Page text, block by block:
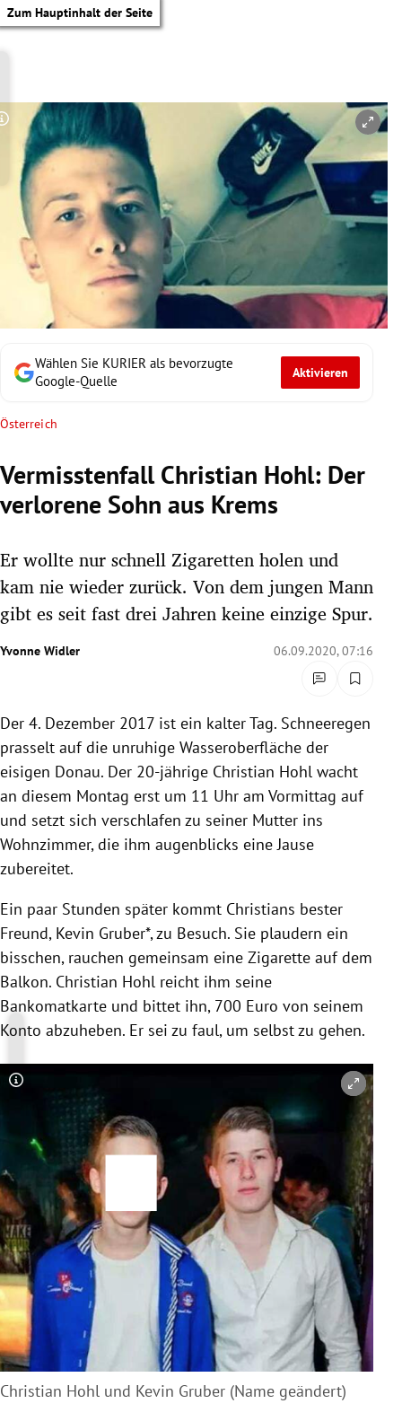
Zum Hauptinhalt der Seite
Untermenü
Untermenü
Untermenü
Untermenü
Untermenü
Untermenü
Untermenü
Untermenü
Wählen Sie KURIER als bevorzugte
Google-Quelle
Aktivieren
Österreich
Vermisstenfall Christian Hohl: Der
verlorene Sohn aus Krems
Er wollte nur schnell Zigaretten holen und
kam nie wieder zurück. Von dem jungen Mann
gibt es seit fast drei Jahren keine einzige Spur.
Yvonne Widler 06.09.2020, 07:16
Copyright-Hinweis öffnen/schließen
Der 4. Dezember 2017 ist ein kalter Tag. Schneeregen
prasselt auf die unruhige Wasseroberfläche der
eisigen Donau. Der 20-jährige Christian Hohl wacht
an diesem Montag erst um 11 Uhr am Vormittag auf
und setzt sich verschlafen zu seiner Mutter ins
Wohnzimmer, die ihm augenblicks eine Jause
zubereitet.
Ein paar Stunden später kommt Christians bester
Freund, Kevin Gruber*, zu Besuch. Sie plaudern ein
bisschen, rauchen gemeinsam eine Zigarette auf dem
Balkon. Christian Hohl reicht ihm seine
Bankomatkarte und bittet ihn, 700 Euro von seinem
Konto abzuheben. Er sei zu faul, um selbst zu gehen.
Copyright-Hinweis öffnen/schließen
Christian Hohl und Kevin Gruber (Name geändert)